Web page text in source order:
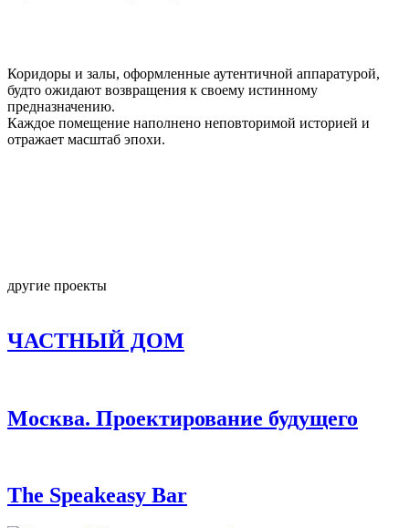
Коридоры и залы, оформленные аутентичной аппаратурой,
будто ожидают возвращения к своему истинному
предназначению.
Каждое помещение наполнено неповторимой историей и
отражает масштаб эпохи.
другие проекты
ЧАСТНЫЙ ДОМ
Москва. Проектирование будущего
The Speakeasy Bar